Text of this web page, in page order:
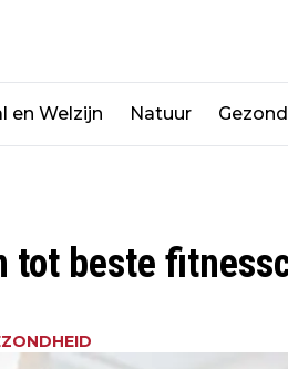
en Welzijn Natuur
tot beste